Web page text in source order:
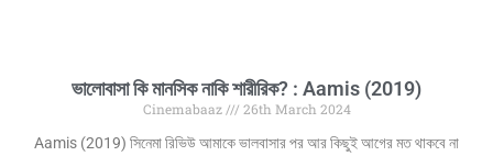
ভালোবাসা কি মানসিক নাকি শারীরিক? : Aamis (2019)
Cinemabaaz
26th March 2024
Aamis (2019) সিনেমা রিভিউ আমাকে ভালবাসার পর আর কিছুই আগের মত থাকবে না